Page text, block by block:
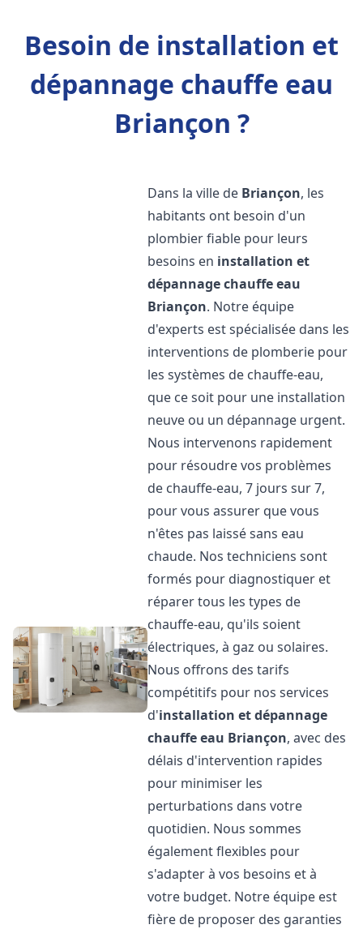
Besoin de installation et
dépannage chauffe eau
Briançon ?
Dans la ville de Briançon, les
habitants ont besoin d'un
plombier fiable pour leurs
besoins en installation et
dépannage chauffe eau
Briançon. Notre équipe
d'experts est spécialisée dans les
interventions de plomberie pour
les systèmes de chauffe-eau,
que ce soit pour une installation
neuve ou un dépannage urgent.
Nous intervenons rapidement
pour résoudre vos problèmes
de chauffe-eau, 7 jours sur 7,
pour vous assurer que vous
n'êtes pas laissé sans eau
chaude. Nos techniciens sont
formés pour diagnostiquer et
réparer tous les types de
chauffe-eau, qu'ils soient
électriques, à gaz ou solaires.
Nous offrons des tarifs
compétitifs pour nos services
d'installation et dépannage
chauffe eau Briançon, avec des
délais d'intervention rapides
pour minimiser les
perturbations dans votre
quotidien. Nous sommes
également flexibles pour
s'adapter à vos besoins et à
votre budget. Notre équipe est
fière de proposer des garanties